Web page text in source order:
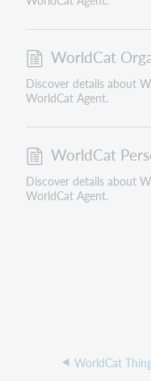
WorldCat
Discover details about
WorldCat Agent.
WorldCat
Discover details about
WorldCat Agent.
WorldCat